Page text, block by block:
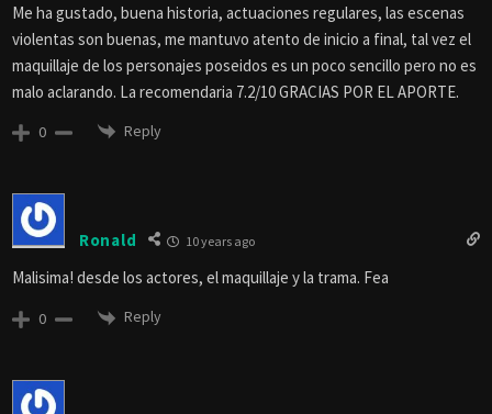
Me ha gustado, buena historia, actuaciones regulares, las escenas
violentas son buenas, me mantuvo atento de inicio a final, tal vez el
maquillaje de los personajes poseidos es un poco sencillo pero no es
malo aclarando. La recomendaria 7.2/10 GRACIAS POR EL APORTE.
0 Reply
Ronald 10 years ago
Malisima! desde los actores, el maquillaje y la trama. Fea
0 Reply